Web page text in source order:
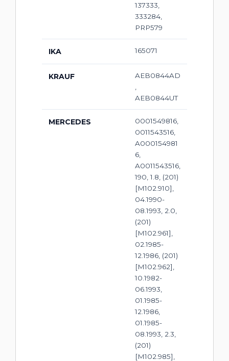
137333,
333284,
PRP579
IKA 165071
KRAUF
AEB0844AD
AEB0844UT
MERCEDES
0001549816,
0011543516,
A000154981
6,
A0011543516,
190, 1.8, (201)
[M102.910],
04.1990-
08.1993, 2.0,
(201)
[M102.961],
02.1985-
12.1986, (201)
[M102.962],
10.1982-
06.1993,
01.1985-
12.1986,
01.1985-
08.1993, 2.3,
(201)
[M102.985],